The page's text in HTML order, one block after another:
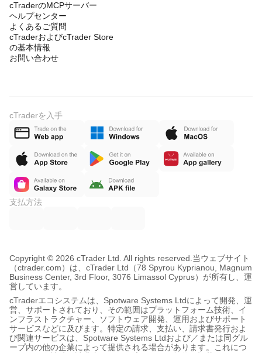
cTraderのMCPサーバー
ヘルプセンター
よくあるご質問
cTraderおよびcTrader Store
の基本情報
お問い合わせ
cTraderを入手
支払方法
Copyright © 2026 cTrader Ltd. All rights reserved. 当ウェブサイト
（ctrader.com）は、cTrader Ltd（78 Spyrou Kyprianou, Magnum
Business Center, 3rd Floor, 3076 Limassol Cyprus）が所有し、運
営しています。
cTraderエコシステムは、Spotware Systems Ltdによって開発、運
営、サポートされており、その範囲はプラットフォーム技術、イ
ンフラストラクチャー、ソフトウェア開発、運用およびサポート
サービスなどに及びます。特定の請求、支払い、請求書発行およ
び関連サービスは、Spotware Systems Ltdおよび／または同グル
ープ内の他の企業によって提供される場合があります。これにつ